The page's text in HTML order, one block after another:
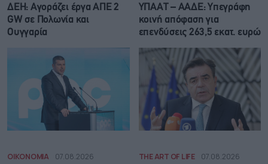
ΔΕΗ: Αγοράζει έργα ΑΠΕ 2
GW σε Πολωνία και
Ουγγαρία
ΥΠΑΑΤ – ΑΑΔΕ: Υπεγράφη
κοινή απόφαση για
επενδύσεις 263,5 εκατ. ευρώ
ΟΙΚΟΝΟΜΙΑ 07.08.2026 THE ART OF LIFE 07.08.2026